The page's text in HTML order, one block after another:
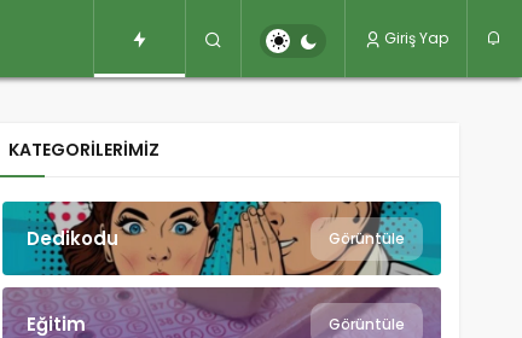
Giriş Yap
KATEGORILERIMIZ
Dedikodu Görüntüle
Eğitim Görüntüle